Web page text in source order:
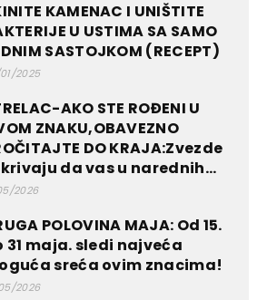
KAMENAC I UNIŠTITE
U USTIMA SA SAMO
SASTOJKOM (RECEPT)
2025
AKO STE ROĐENI U
ZNAKU,OBAVEZNO
DO KRAJA:Zvezde
da vas u narednih...
2026
POLOVINA MAJA: Od 15.
31 maja. sledi najveća
sreća ovim znacima!
2026